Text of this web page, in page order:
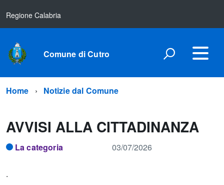
Regione Calabria
Comune di Cutro
Home Notizie dal Comune
AVVISI ALLA CITTADINANZA
La categoria 03/07/2026
.